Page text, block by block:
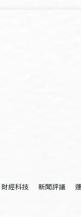
財經科技 新聞評議